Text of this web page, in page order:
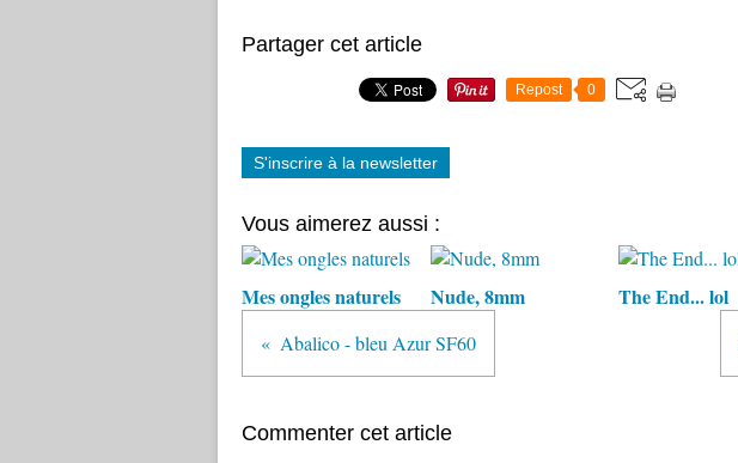
Partager cet article
Repost 0
S'inscrire à la newsletter
Vous aimerez aussi :
Mes ongles naturels Nude, 8mm The End... lol
Abalico - bleu Azur SF60
Commenter cet article